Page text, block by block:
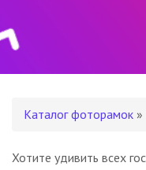
Каталог фоторамок
Хотите удивить всех